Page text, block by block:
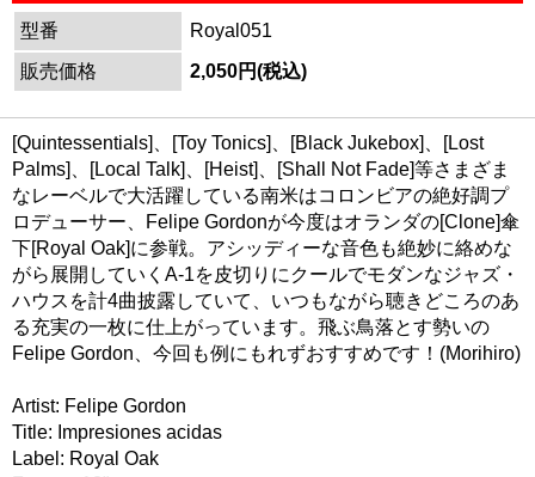
型番
Royal051
販売価格
2,050円(税込)
[Quintessentials]、[Toy Tonics]、[Black Jukebox]、[Lost
Palms]、[Local Talk]、[Heist]、[Shall Not Fade]等さまざま
なレーベルで大活躍している南米はコロンビアの絶好調プ
ロデューサー、Felipe Gordonが今度はオランダの[Clone]傘
下[Royal Oak]に参戦。アシッディーな音色も絶妙に絡めな
がら展開していくA-1を皮切りにクールでモダンなジャズ・
ハウスを計4曲披露していて、いつもながら聴きどころのあ
る充実の一枚に仕上がっています。飛ぶ鳥落とす勢いの
Felipe Gordon、今回も例にもれずおすすめです！(Morihiro)
Artist: Felipe Gordon
Title: Impresiones acidas
Label: Royal Oak